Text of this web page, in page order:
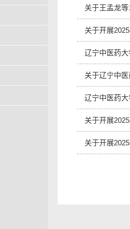
关于王孟龙
关于开展
辽宁中医药
关于辽宁中
辽宁中医药
关于开展
关于开展